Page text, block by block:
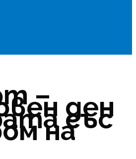
– ден
със
на